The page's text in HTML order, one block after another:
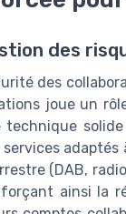
des
des
joue un
adaptés
(DAB,
ainsi la